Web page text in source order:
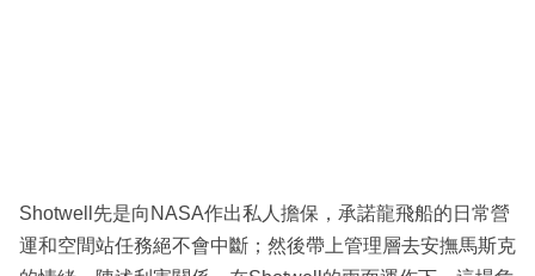
Shotwell先是向NASA作出私人擔保，承諾龍飛船的日常營
運和空間站任務絕不會中斷；然後帶上管理層去安撫馬斯克